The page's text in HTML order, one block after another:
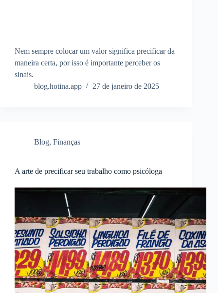
Nem sempre colocar um valor significa precificar da
maneira certa, por isso é importante perceber os
sinais.
blog.hotina.app
27 de janeiro de 2025
Blog, Finanças
A arte de precificar seu trabalho como psicóloga